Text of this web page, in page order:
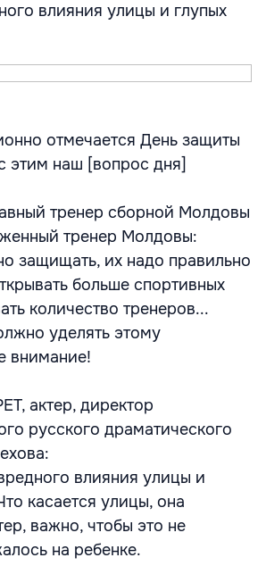
влияния улицы и глупых
отмечается День защиты
этим наш [вопрос дня]
тренер сборной Молдовы
тренер Молдовы:
защищать, их надо правильно
больше спортивных
количество тренеров...
уделять этому
внимание!
актер, директор
русского драматического
влияния улицы и
касается улицы, она
важно, чтобы это не
на ребенке.